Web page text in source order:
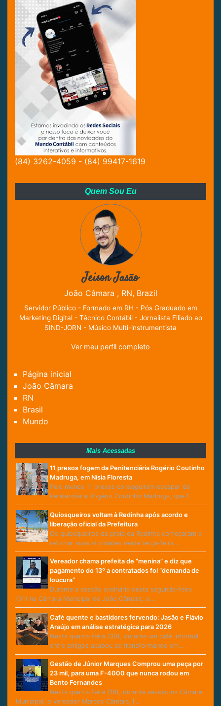
(84) 3262-4059 - (84) 99417-1619
Quem Sou Eu
Jeison Jasão
João Câmara , RN, Brazil
Servidor Público - Formado em RH - Pós Graduado em
Marketing Digital - Técnico Contábil - Jornalista Filiado ao
SIND-JORN - Músico Multi-instrumentista
Ver meu perfil completo
Página inicial
João Câmara
RN
Brasil
Mundo
Mais Acessadas
11 presos fogem da Penitenciária Rogério Coutinho
Madruga, em Nísia Floresta
Pelo menos 11 presos conseguiram escapar da
Penitenciária Rogério Coutinho Madruga, que f…
Quiosqueiros voltam à Redinha após acordo e
liberação oficial da Prefeitura
Os quiosqueiros da praia da Redinha começaram a
retomar suas atividades nesta terça-feira…
Vereador chama prefeita de “menina” e diz que
pagamento do 13º a contratados foi “demanda de
loucura”
Durante a sessão ordinária desta segunda-feira
(01) na Câmara Municipal de João Câmara, o…
Café quente e bastidores fervendo: Jasão e Flávio
Araújo em análise estratégica para 2026
Nesta quarta-feira (30), durante um café informal
entre amigos acabou se transformando em…
Gestão de Júnior Marques Comprou uma peça por
23 mil, para uma F-4000 que nunca rodou em
Bento Fernandes
Nesta quarta-feira (18), durante sessão na Câmara
Municipal, o vereador Marcos Câmara, lí…